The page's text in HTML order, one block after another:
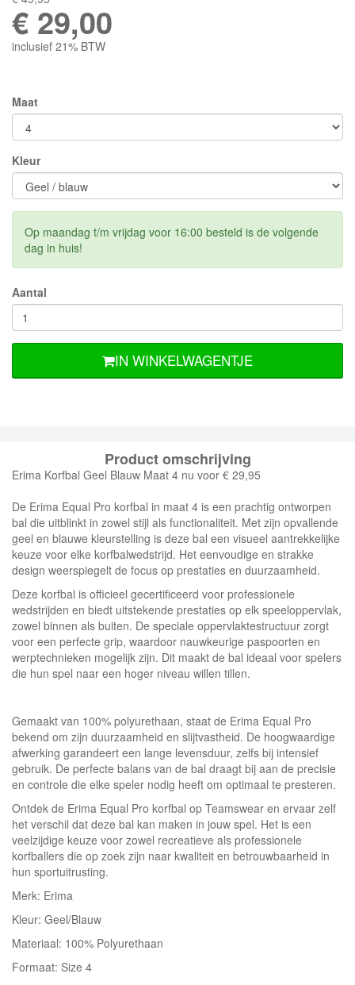
€ 29,00
inclusief 21% BTW
Maat
Kleur
Op maandag t/m vrijdag voor 16:00 besteld is de volgende
dag in huis!
Aantal
IN WINKELWAGENTJE
Product omschrijving
Erima Korfbal Geel Blauw Maat 4 nu voor € 29,95
De Erima Equal Pro korfbal in maat 4 is een prachtig ontworpen
bal die uitblinkt in zowel stijl als functionaliteit. Met zijn opvallende
geel en blauwe kleurstelling is deze bal een visueel aantrekkelijke
keuze voor elke korfbalwedstrijd. Het eenvoudige en strakke
design weerspiegelt de focus op prestaties en duurzaamheid.
Deze korfbal is officieel gecertificeerd voor professionele
wedstrijden en biedt uitstekende prestaties op elk speeloppervlak,
zowel binnen als buiten. De speciale oppervlaktestructuur zorgt
voor een perfecte grip, waardoor nauwkeurige paspoorten en
werptechnieken mogelijk zijn. Dit maakt de bal ideaal voor spelers
die hun spel naar een hoger niveau willen tillen.
Gemaakt van 100% polyurethaan, staat de Erima Equal Pro
bekend om zijn duurzaamheid en slijtvastheid. De hoogwaardige
afwerking garandeert een lange levensduur, zelfs bij intensief
gebruik. De perfecte balans van de bal draagt bij aan de precisie
en controle die elke speler nodig heeft om optimaal te presteren.
Ontdek de Erima Equal Pro korfbal op Teamswear en ervaar zelf
het verschil dat deze bal kan maken in jouw spel. Het is een
veelzijdige keuze voor zowel recreatieve als professionele
korfballers die op zoek zijn naar kwaliteit en betrouwbaarheid in
hun sportuitrusting.
Merk: Erima
Kleur: Geel/Blauw
Materiaal: 100% Polyurethaan
Formaat: Size 4